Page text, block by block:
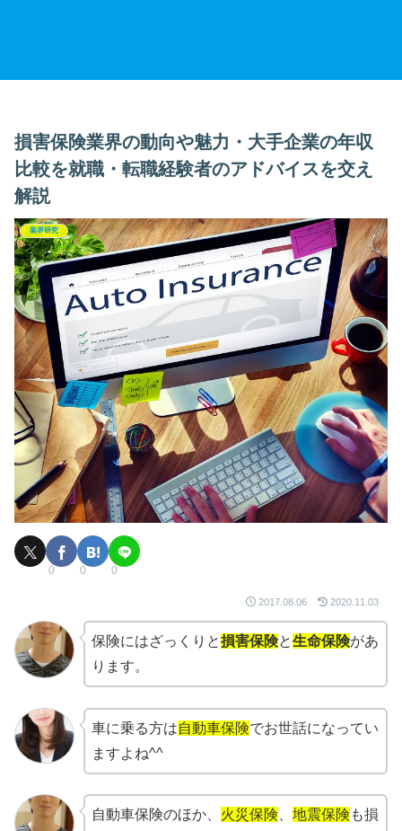
損害保険業界の動向や魅力・大手企業の年収
比較を就職・転職経験者のアドバイスを交え
解説
業界研究
0 0 0
2017.08.06 2020.11.03
保険にはざっくりと損害保険と生命保険があ
ります。
車に乗る方は自動車保険でお世話になってい
ますよね^^
自動車保険のほか、 火災保険 地震保険 も損